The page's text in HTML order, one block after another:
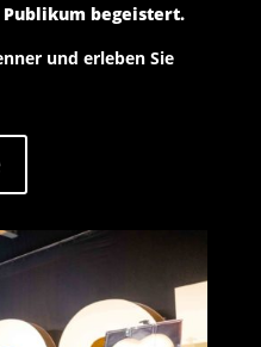
begeistert.
und erleben Sie